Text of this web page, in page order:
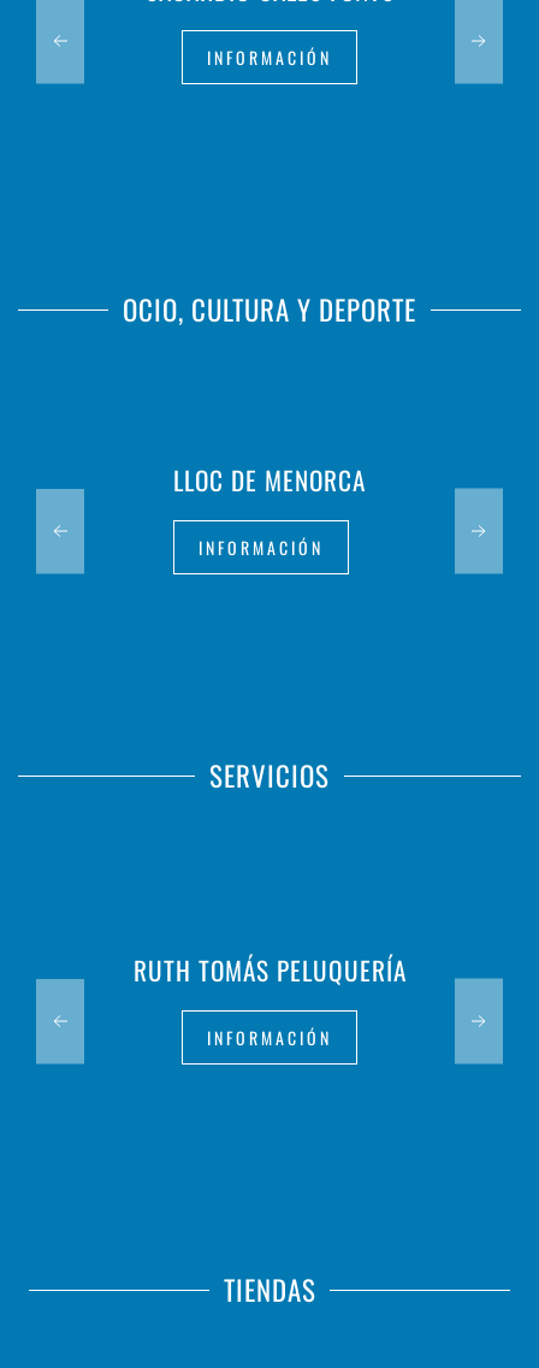
INFORMACIÓN
OCIO, CULTURA Y DEPORTE
LLOC DE MENORCA
INFORMACIÓN
SERVICIOS
RUTH TOMÁS PELUQUERÍA
INFORMACIÓN
TIENDAS